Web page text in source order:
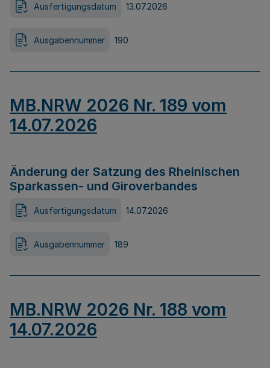
Ausfertigungsdatum 13.07.2026
Ausgabennummer 190
MB.NRW 2026 Nr. 189 vom
14.07.2026
Änderung der Satzung des Rheinischen
Sparkassen- und Giroverbandes
Ausfertigungsdatum 14.07.2026
Ausgabennummer 189
MB.NRW 2026 Nr. 188 vom
14.07.2026